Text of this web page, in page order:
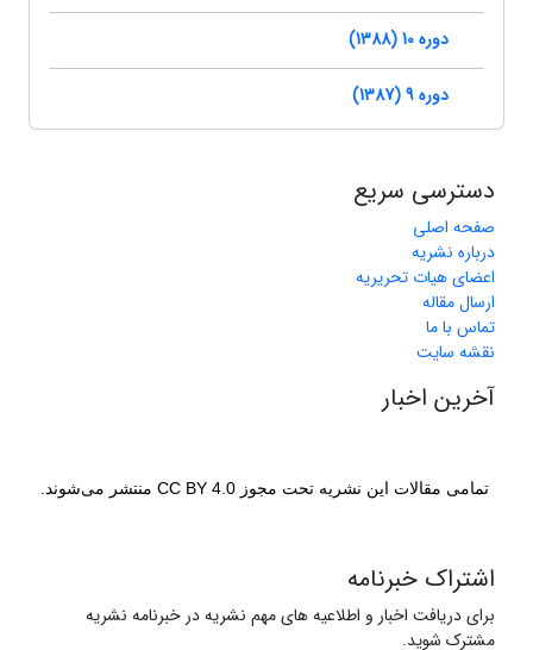
دوره 10 (1388)
دوره 9 (1387)
دسترسی سریع
صفحه اصلی
درباره نشریه
اعضای هیات تحریریه
ارسال مقاله
تماس با ما
نقشه سایت
آخرین اخبار
تمامی مقالات این نشریه تحت مجوز CC BY 4.0 منتشر می‌شوند.
اشتراک خبرنامه
برای دریافت اخبار و اطلاعیه های مهم نشریه در خبرنامه نشریه
مشترک شوید.